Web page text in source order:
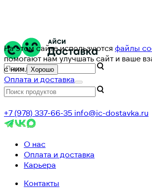
На этом сайте используются файлы
помогают нам улучшать сайт и ваше
с ним. Хорошо
Оплата и доставка
+7 (978) 337-66-35 info@ic-dostavka.ru
О нас
Оплата и доставка
Карьера
Контакты